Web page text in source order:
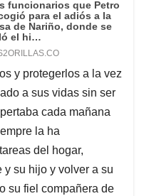
y protegerlos a la vez
a sus vidas sin ser
cada mañana
la ha
del hogar,
y su hijo y volver a su
su fiel compañera de